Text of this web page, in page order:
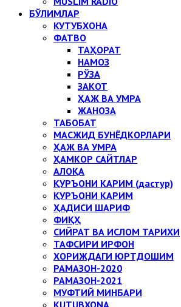
БЎЛИМЛАР
КУТУБХОНА
ФАТВО
ТАҲОРАТ
НАМОЗ
РЎЗА
ЗАКОТ
ҲАЖ ВА УМРА
ЖАНОЗА
ТАБОБАТ
МАСЖИД БУНЁДКОРЛАРИ
ҲАЖ ВА УМРА
ҲАМКОР САЙТЛАР
АЛОҚА
ҚУРЪОНИ КАРИМ (дастур)
ҚУРЪОНИ КАРИМ
ҲАДИСИ ШАРИФ
ФИҚҲ
СИЙРАТ ВА ИСЛОМ ТАРИХИ
ТАФСИРИ ИРФОН
ХОРИЖДАГИ ЮРТДОШИМ
РАМАЗОН-2020
РАМАЗОН-2021
МУФТИЙ МИНБАРИ
KUTUBXONA